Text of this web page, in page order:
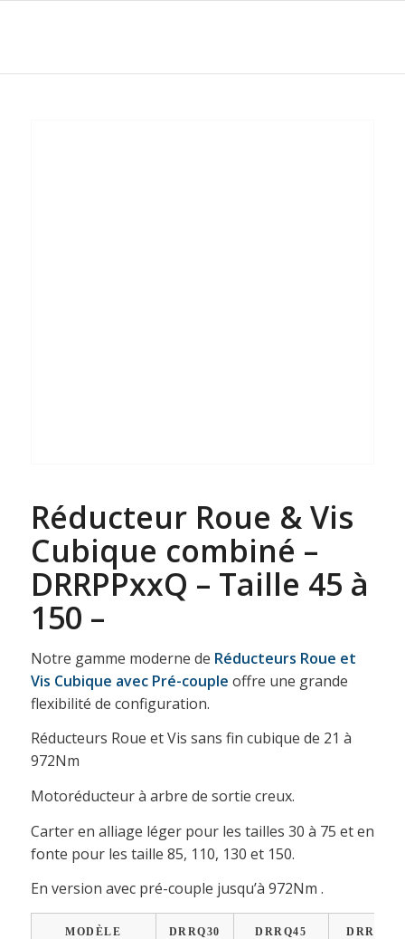
Réducteur Roue & Vis
Cubique combiné –
DRRPPxxQ – Taille 45 à
150 –
Notre gamme moderne de Réducteurs Roue et
Vis Cubique avec Pré-couple offre une grande
flexibilité de configuration.
Réducteurs Roue et Vis sans fin cubique de 21 à
972Nm
Motoréducteur à arbre de sortie creux.
Carter en alliage léger pour les tailles 30 à 75 et en
fonte pour les taille 85, 110, 130 et 150.
En version avec pré-couple jusqu’à 972Nm .
MODÈLE DRRQ30 DRRQ45 DRRQ50